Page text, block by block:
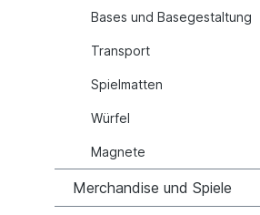
Bases und Basegestaltung
Transport
Spielmatten
Würfel
Magnete
Merchandise und Spiele